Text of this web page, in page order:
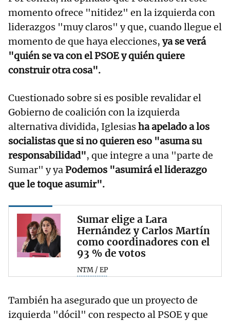
momento ofrece "nitidez" en la izquierda con
liderazgos "muy claros" y que, cuando llegue el
momento de que haya elecciones, ya se verá
"quién se va con el PSOE y quién quiere
construir otra cosa".
Cuestionado sobre si es posible revalidar el
Gobierno de coalición con la izquierda
alternativa dividida, Iglesiasha apelado a los
socialistas que si no quieren eso "asuma su
responsabilidad", que integre a una "parte de
Sumar" y yaPodemos "asumirá el liderazgo
que le toque asumir".
Sumar elige a Lara
Hernández y Carlos Martín
como coordinadores con el
93 % de votos
NTM / EP
También ha asegurado que un proyecto de
izquierda "dócil" con respecto al PSOE y que